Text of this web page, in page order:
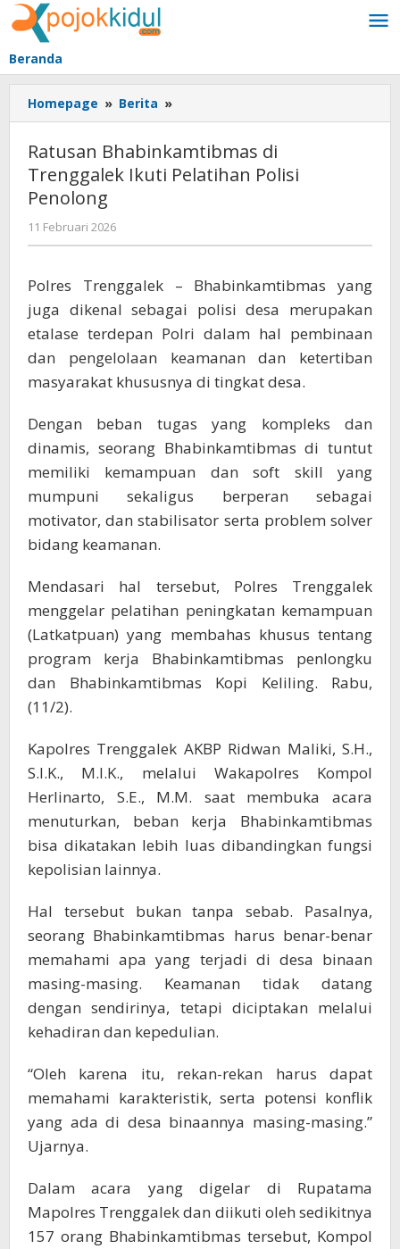
Lewati
ke
konten
Beranda
Homepage » Berita »
Bhabinkamtibmas
Trenggalek
Ikuti
Ratusan Bhabinkamtibmas di
Trenggalek Ikuti Pelatihan Polisi
Penolong
11 Februari 2026
BangAdmin
Polres Trenggalek – Bhabinkamtibmas yang
juga dikenal sebagai polisi desa merupakan
etalase terdepan Polri dalam hal pembinaan
dan pengelolaan keamanan dan ketertiban
masyarakat khususnya di tingkat desa.
Dengan beban tugas yang kompleks dan
dinamis, seorang Bhabinkamtibmas di tuntut
memiliki kemampuan dan soft skill yang
mumpuni sekaligus berperan sebagai
motivator, dan stabilisator serta problem solver
bidang keamanan.
Mendasari hal tersebut, Polres Trenggalek
menggelar pelatihan peningkatan kemampuan
(Latkatpuan) yang membahas khusus tentang
program kerja Bhabinkamtibmas penlongku
dan Bhabinkamtibmas Kopi Keliling. Rabu,
(11/2).
Kapolres Trenggalek AKBP Ridwan Maliki, S.H.,
S.I.K., M.I.K., melalui Wakapolres Kompol
Herlinarto, S.E., M.M. saat membuka acara
menuturkan, beban kerja Bhabinkamtibmas
bisa dikatakan lebih luas dibandingkan fungsi
kepolisian lainnya.
Hal tersebut bukan tanpa sebab. Pasalnya,
seorang Bhabinkamtibmas harus benar-benar
memahami apa yang terjadi di desa binaan
masing-masing. Keamanan tidak datang
dengan sendirinya, tetapi diciptakan melalui
kehadiran dan kepedulian.
“Oleh karena itu, rekan-rekan harus dapat
memahami karakteristik, serta potensi konflik
yang ada di desa binaannya masing-masing.”
Ujarnya.
Dalam acara yang digelar di Rupatama
Mapolres Trenggalek dan diikuti oleh sedikitnya
157 orang Bhabinkamtibmas tersebut, Kompol